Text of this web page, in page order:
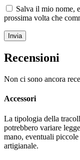
Salva il mio nome,
prossima volta che
Recensioni
Non ci sono ancora
Accessori
La tipologia della
potrebbero variare
mano, eventuali
artigianale.